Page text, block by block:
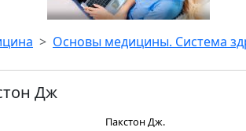
Основы медицины. Система
Дж
Пакстон Дж.